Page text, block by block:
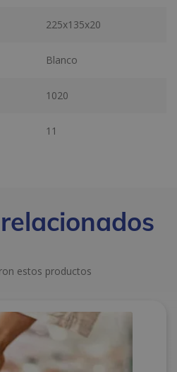
225x135x20
Blanco
1020
11
estos productos